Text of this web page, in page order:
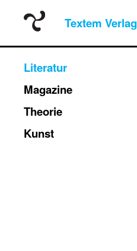
Textem Verlag
Literatur
Magazine
Theorie
Kunst